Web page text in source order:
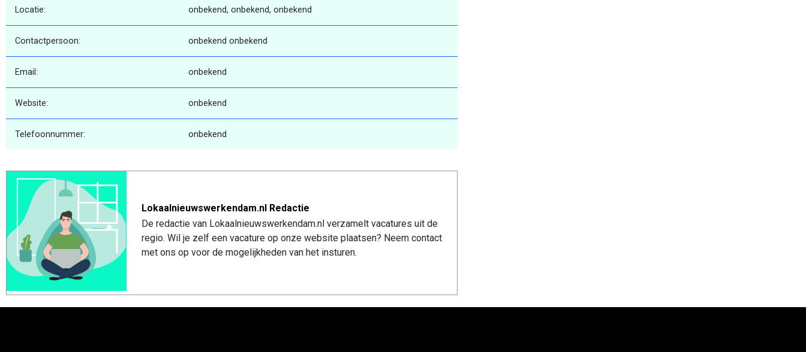
Locatie: onbekend, onbekend, onbekend
Contactpersoon: onbekend onbekend
Email: onbekend
Website: onbekend
Telefoonnummer: onbekend
Lokaalnieuwswerkendam.nl Redactie
De redactie van Lokaalnieuwswerkendam.nl verzamelt vacatures uit de
regio. Wil je zelf een vacature op onze website plaatsen? Neem contact
met ons op voor de mogelijkheden van het insturen.